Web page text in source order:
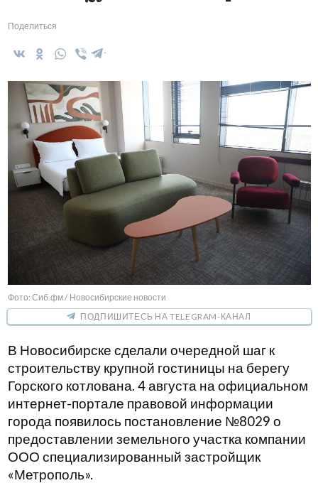
Поделиться
Фото: Сиб.фм / Новосибирские новости
ПОДПИШИТЕСЬ НА TELEGRAM-КАНАЛ
В Новосибирске сделали очередной шаг к
строительству крупной гостиницы на берегу
Горского котлована. 4 августа на официальном
интернет-портале правовой информации
города появилось постановление №8029 о
предоставлении земельного участка компании
ООО специализированный застройщик
«Метрополь».